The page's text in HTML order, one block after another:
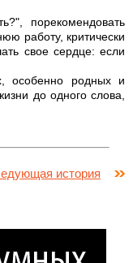
порекомендовать
работу, критически
свое сердце: если
особенно родных и
до одного слова,
история